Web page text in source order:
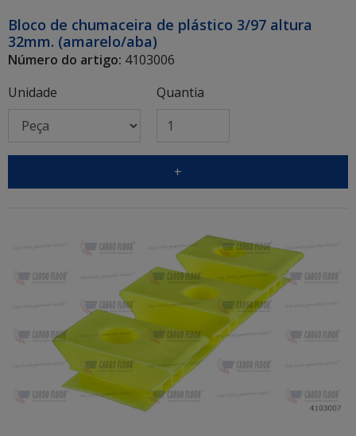
Bloco de chumaceira de plástico 3/97 altura
32mm. (amarelo/aba)
Número do artigo: 4103006
Unidade
Quantia
+